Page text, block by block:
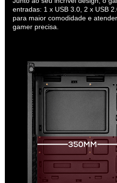
entradas: 1 x USB 3.0, 2 x USB
para maior comodidade e
gamer precisa.